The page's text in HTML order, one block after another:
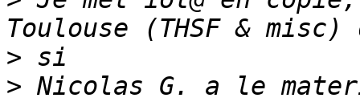
>
> Nicolas G. a le